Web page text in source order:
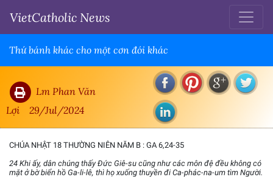
VietCatholic News
Thứ bánh khác cho một cơn đói khác
Lm Phan Văn
Lợi
29/Jul/2024
CHÚA NHẬT 18 THƯỜNG NIÊN NĂM B : GA 6,24-35
24 Khi ấy, dân chúng thấy Đức Giê-su cũng như các môn đệ đều không có
mặt ở bờ biển hồ Ga-li-lê, thì họ xuống thuyền đi Ca-phác-na-um tìm Người.